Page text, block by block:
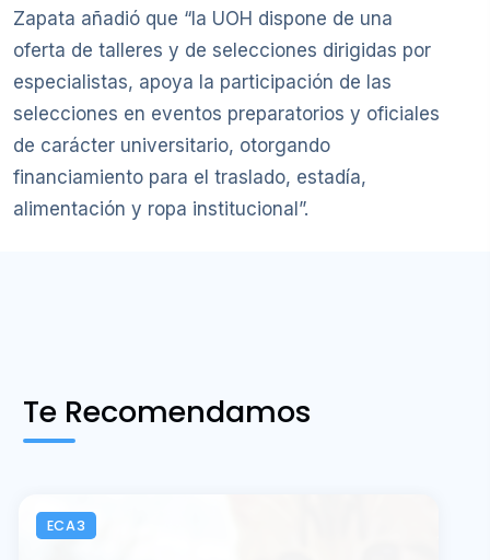
Zapata añadió que “la UOH dispone de una
oferta de talleres y de selecciones dirigidas por
especialistas, apoya la participación de las
selecciones en eventos preparatorios y oficiales
de carácter universitario, otorgando
financiamiento para el traslado, estadía,
alimentación y ropa institucional”.
Te Recomendamos
ECA3